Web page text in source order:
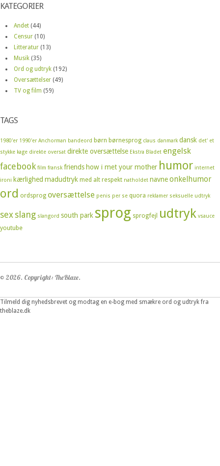
KATEGORIER
Andet (44)
Censur (10)
Litteratur (13)
Musik (35)
Ord og udtryk (192)
Oversættelser (49)
TV og film (59)
TAGS
1980'er 1990'er Anchorman bandeord børn børnesprog claus danmark dansk det' et
stykke kage direkte oversat direkte oversættelse Ekstra Bladet engelsk
facebook film fransk friends how i met your mother humor internet
ironi kærlighed madudtryk med alt respekt natholdet navneonkelhumor
ord ordsprog oversættelse penis per se quora reklamer seksuelle udtryk
sexslang slangord south park sprog sprogfejl udtryk vsauce
youtube
© 2026. Copyright: TheBlaze.
Tilmeld dig nyhedsbrevet og modtag en e-bog med smækre ord og udtryk fra
theblaze.dk